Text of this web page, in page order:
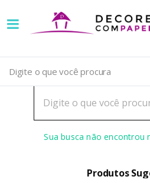
Decore
com
papel
é
pioneira
em
Ops, não
para sua
Sua busca não encontrou
Produtos